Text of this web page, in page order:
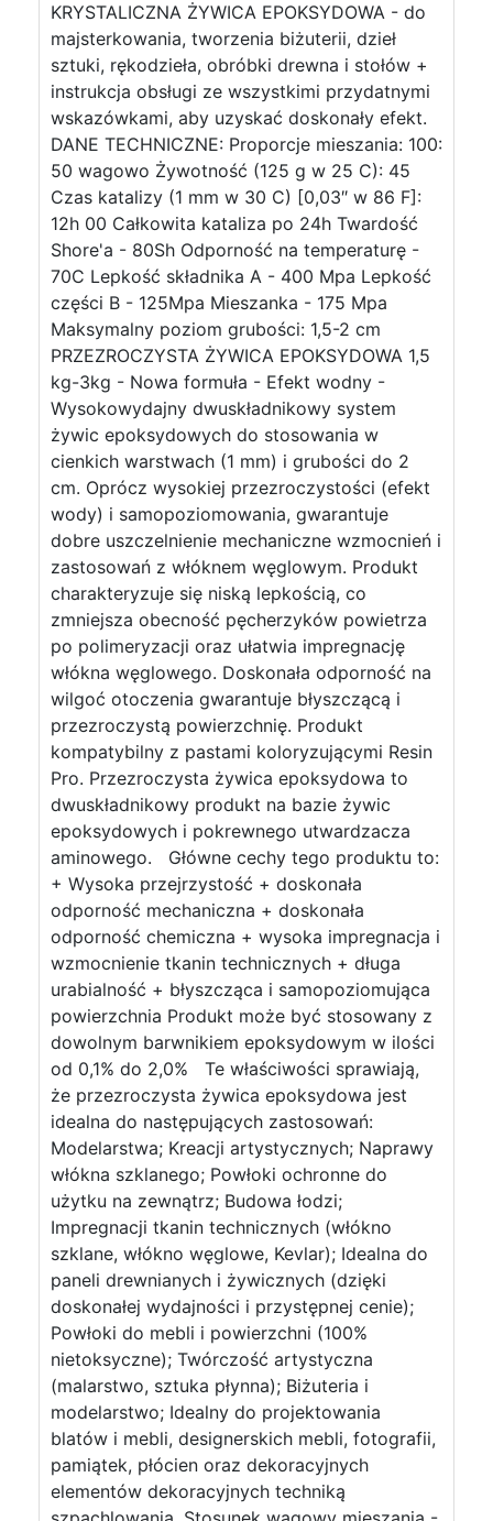
KRYSTALICZNA ŻYWICA EPOKSYDOWA - do
majsterkowania, tworzenia biżuterii, dzieł
sztuki, rękodzieła, obróbki drewna i stołów +
instrukcja obsługi ze wszystkimi przydatnymi
wskazówkami, aby uzyskać doskonały efekt.
DANE TECHNICZNE: Proporcje mieszania: 100:
50 wagowo Żywotność (125 g w 25 C): 45
Czas katalizy (1 mm w 30 C) [0,03″ w 86 F]:
12h 00 Całkowita kataliza po 24h Twardość
Shore'a - 80Sh Odporność na temperaturę -
70C Lepkość składnika A - 400 Mpa Lepkość
części B - 125Mpa Mieszanka - 175 Mpa
Maksymalny poziom grubości: 1,5-2 cm
PRZEZROCZYSTA ŻYWICA EPOKSYDOWA 1,5
kg-3kg - Nowa formuła - Efekt wodny -
Wysokowydajny dwuskładnikowy system
żywic epoksydowych do stosowania w
cienkich warstwach (1 mm) i grubości do 2
cm. Oprócz wysokiej przezroczystości (efekt
wody) i samopoziomowania, gwarantuje
dobre uszczelnienie mechaniczne wzmocnień i
zastosowań z włóknem węglowym. Produkt
charakteryzuje się niską lepkością, co
zmniejsza obecność pęcherzyków powietrza
po polimeryzacji oraz ułatwia impregnację
włókna węglowego. Doskonała odporność na
wilgoć otoczenia gwarantuje błyszczącą i
przezroczystą powierzchnię. Produkt
kompatybilny z pastami koloryzującymi Resin
Pro. Przezroczysta żywica epoksydowa to
dwuskładnikowy produkt na bazie żywic
epoksydowych i pokrewnego utwardzacza
aminowego. Główne cechy tego produktu to:
+ Wysoka przejrzystość + doskonała
odporność mechaniczna + doskonała
odporność chemiczna + wysoka impregnacja i
wzmocnienie tkanin technicznych + długa
urabialność + błyszcząca i samopoziomująca
powierzchnia Produkt może być stosowany z
dowolnym barwnikiem epoksydowym w ilości
od 0,1% do 2,0% Te właściwości sprawiają,
że przezroczysta żywica epoksydowa jest
idealna do następujących zastosowań:
Modelarstwa; Kreacji artystycznych; Naprawy
włókna szklanego; Powłoki ochronne do
użytku na zewnątrz; Budowa łodzi;
Impregnacji tkanin technicznych (włókno
szklane, włókno węglowe, Kevlar); Idealna do
paneli drewnianych i żywicznych (dzięki
doskonałej wydajności i przystępnej cenie);
Powłoki do mebli i powierzchni (100%
nietoksyczne); Twórczość artystyczna
(malarstwo, sztuka płynna); Biżuteria i
modelarstwo; Idealny do projektowania
blatów i mebli, designerskich mebli, fotografii,
pamiątek, płócien oraz dekoracyjnych
elementów dekoracyjnych techniką